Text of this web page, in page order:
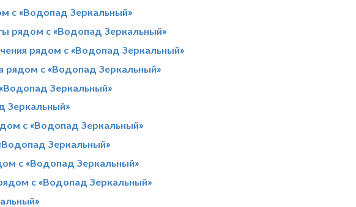
с «Водопад Зеркальный»
рядом с «Водопад Зеркальный»
рядом с «Водопад Зеркальный»
рядом с «Водопад Зеркальный»
Зеркальный»
Зеркальный»
с «Водопад Зеркальный»
Зеркальный»
с «Водопад Зеркальный»
с «Водопад Зеркальный»